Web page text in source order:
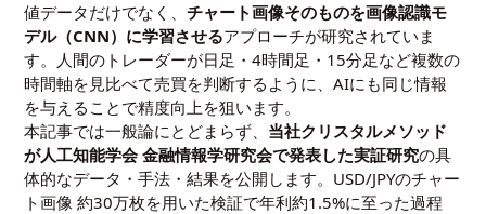
値データだけでなく、チャート画像そのものを画像認識モ
デル（CNN）に学習させるアプローチが研究されていま
す。人間のトレーダーが日足・4時間足・15分足など複数の
時間軸を見比べて売買を判断するように、AIにも同じ情報
を与えることで精度向上を狙います。
本記事では一般論にとどまらず、 当社クリスタルメソッド
が人工知能学会 金融情報学研究会で発表した実証研究の具
体的なデータ・手法・結果を公開します。USD/JPYのチャー
ト画像 約30万枚を用いた検証で年利約1.5%に至った過程